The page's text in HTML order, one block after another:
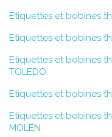
Etiquettes et bobines
Etiquettes et bobines
Etiquettes et bobines
TOLEDO
Etiquettes et bobines
Etiquettes et bobines
MOLEN